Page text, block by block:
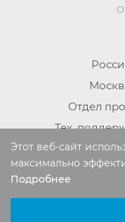
Отдел
Тех.
материалов
Этот веб-сайт
максимально
Подробнее